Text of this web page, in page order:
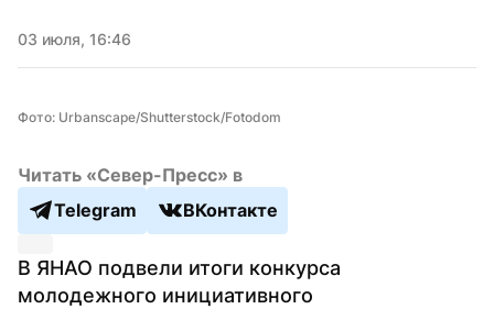
03 июля, 16:46
Фото: Urbanscape/Shutterstock/Fotodom
Читать «Север-Пресс» в
Telegram
ВКонтакте
В ЯНАО подвели итоги конкурса
молодежного инициативного